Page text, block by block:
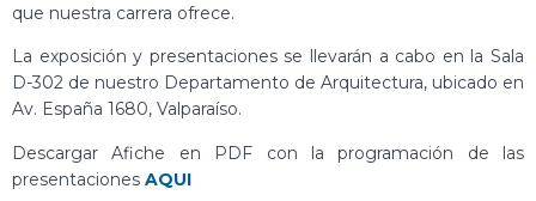
que nuestra carrera ofrece.
La exposición y presentaciones se llevarán a cabo en la Sala
D-302 de nuestro Departamento de Arquitectura, ubicado en
Av. España 1680, Valparaíso.
Descargar Afiche en PDF con la programación de las
presentaciones AQUI